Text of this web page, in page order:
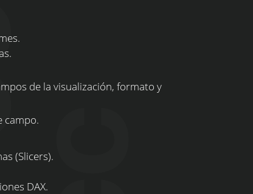
de la visualización, formato y
campo.
(Slicers).
DAX.